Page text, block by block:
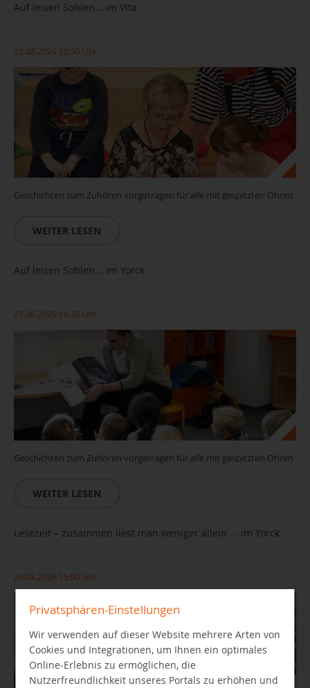
Auf leisen Sohlen… im Vita
22.08.2026 10:30 Uhr
Geschichten zum Zuhören vorgetragen für alle mit gespitzten Ohren
WEITER LESEN
Auf leisen Sohlen... im Yorck
25.08.2026 16:30 Uhr
Geschichten zum Zuhören vorgetragen für alle mit gespitzten Ohren
WEITER LESEN
Lesezeit – zusammen liest man weniger allein ... im Yorck
26.08.2026 15:00 Uhr
Privatsphären-Einstellungen
Wir verwenden auf dieser Website mehrere Arten von
Cookies und Integrationen, um Ihnen ein optimales
Online-Erlebnis zu ermöglichen, die
Nutzerfreundlichkeit unseres Portals zu erhöhen und